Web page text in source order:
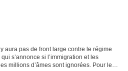
aura pas de front large contre le régime
s’annonce si l’immigration et les
millions d’âmes sont ignorées. Pour les